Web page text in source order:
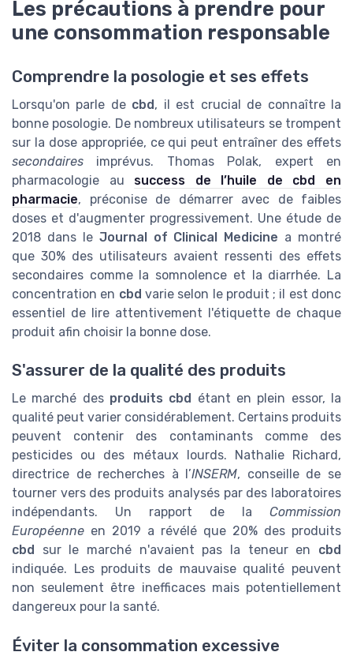
Les précautions à prendre pour
une consommation responsable
Comprendre la posologie et ses effets
Lorsqu'on parle de cbd, il est crucial de connaître la
bonne posologie. De nombreux utilisateurs se trompent
sur la dose appropriée, ce qui peut entraîner des effets
secondaires imprévus. Thomas Polak, expert en
pharmacologie au success de l’huile de cbd en
pharmacie, préconise de démarrer avec de faibles
doses et d'augmenter progressivement. Une étude de
2018 dans le Journal of Clinical Medicine a montré
que 30% des utilisateurs avaient ressenti des effets
secondaires comme la somnolence et la diarrhée. La
concentration en cbd varie selon le produit ; il est donc
essentiel de lire attentivement l'étiquette de chaque
produit afin choisir la bonne dose.
S'assurer de la qualité des produits
Le marché des produits cbd
étant en plein essor, la
qualité peut varier considérablement. Certains produits
peuvent contenir des contaminants comme des
pesticides ou des métaux lourds. Nathalie Richard,
directrice de recherches à l’INSERM, conseille de se
tourner vers des produits analysés par des laboratoires
indépendants. Un rapport de la Commission
Européenne en 2019 a révélé que 20% des produits
cbd
sur le marché n'avaient pas la teneur en cbd
indiquée. Les produits de mauvaise qualité peuvent
non seulement être inefficaces mais potentiellement
dangereux pour la santé.
Éviter la consommation excessive